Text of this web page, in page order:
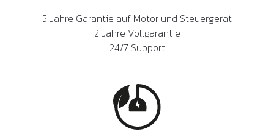
5 Jahre Garantie auf Motor und Steuergerät
2 Jahre Vollgarantie
24/7 Support